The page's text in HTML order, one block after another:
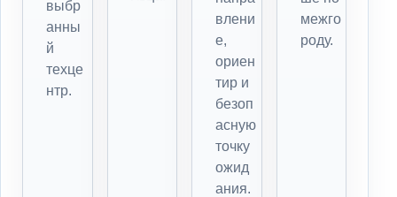
выбр
анны
й
техце
нтр.
влени
е,
ориен
тир и
безоп
асную
точку
ожид
ания.
межго
роду.